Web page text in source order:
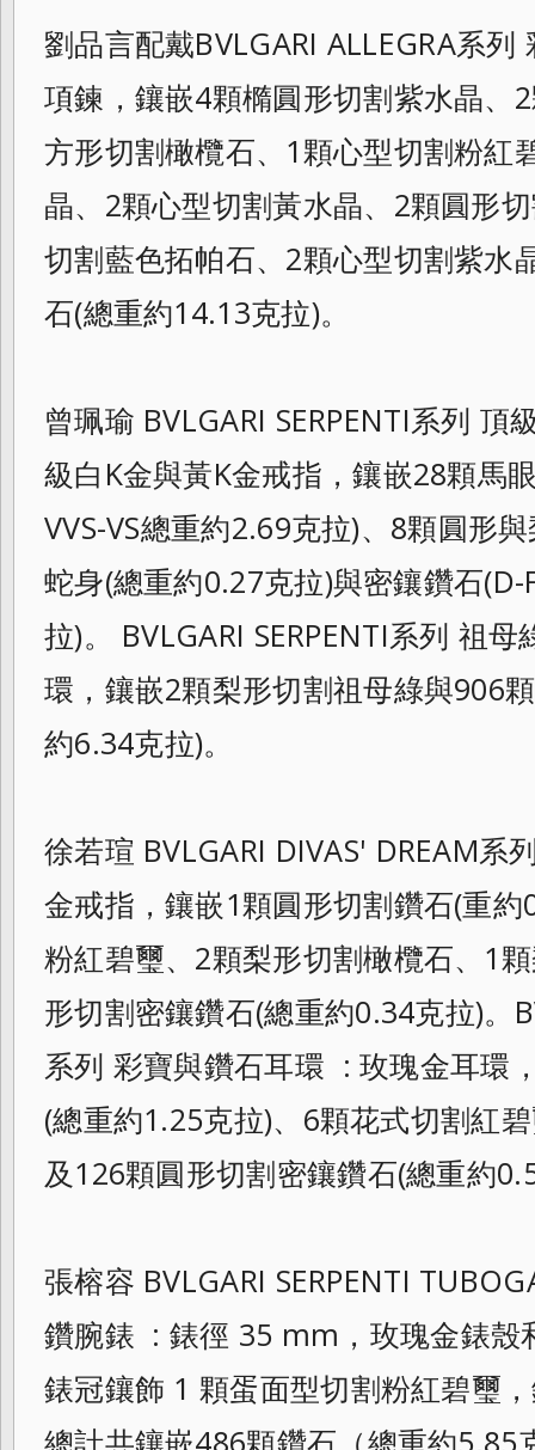
劉品言配戴BVLGARI ALLEGRA系
項鍊，鑲嵌4顆橢圓形切割紫水晶、
方形切割橄欖石、1顆心型切割粉紅
晶、2顆心型切割黃水晶、2顆圓形
切割藍色拓帕石、2顆心型切割紫水
石(總重約14.13克拉)。
曾珮瑜 BVLGARI SERPENTI系列
級白K金與黃K金戒指，鑲嵌28顆馬
VVS-VS總重約2.69克拉)、8顆圓形
蛇身(總重約0.27克拉)與密鑲鑽石(D-
拉)。 BVLGARI SERPENTI系列 祖
環，鑲嵌2顆梨形切割祖母綠與906
約6.34克拉)。
徐若瑄 BVLGARI DIVAS' DREAM
金戒指，鑲嵌1顆圓形切割鑽石(重約
粉紅碧璽、2顆梨形切割橄欖石、1
形切割密鑲鑽石(總重約0.34克拉)。
系列 彩寶與鑽石耳環 : 玫瑰金耳環
(總重約1.25克拉)、6顆花式切割紅
及126顆圓形切割密鑲鑽石(總重約
張榕容 BVLGARI SERPENTI
鑽腕錶 : 錶徑 35 mm，玫瑰金錶殼
錶冠鑲飾 1 顆蛋面型切割粉紅碧璽